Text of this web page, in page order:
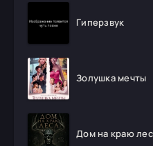
Гиперзвук
Золушка мечты
Дом на краю